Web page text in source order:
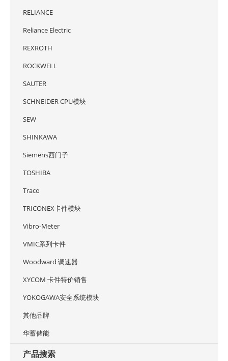
RELIANCE
Reliance Electric
REXROTH
ROCKWELL
SAUTER
SCHNEIDER CPU模块
SEW
SHINKAWA
Siemens西门子
TOSHIBA
Traco
TRICONEX卡件模块
Vibro-Meter
VMIC系列卡件
Woodward 调速器
XYCOM 卡件特价销售
YOKOGAWA安全系统模块
其他品牌
华蓄储能
产品搜索